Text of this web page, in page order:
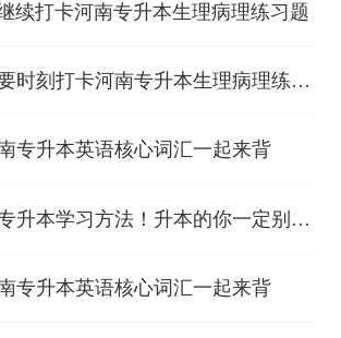
续打卡河南专升本生理病理练习题
时刻打卡河南专升本生理病理练习
专升本英语核心词汇一起来背
升本学习方法！升本的你一定别错
专升本英语核心词汇一起来背